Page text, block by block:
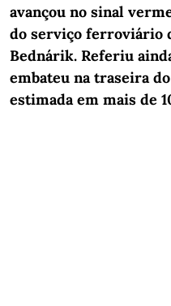
avançou no sinal
do serviço ferroviário
Bednárik. Referiu
embateu na traseira
estimada em mais de